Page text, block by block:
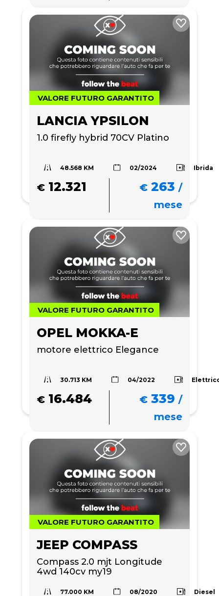
VALORE FUTURO GARANTITO
LANCIA YPSILON
1.0 firefly hybrid 70CV Platino
48.568 KM 02/2024 Ibrida
€ 12.321 € 263 /
mese
VALORE FUTURO GARANTITO
OPEL MOKKA-E
motore elettrico Elegance
30.713 KM 04/2022
€ 16.484 € 339 /
mese
VALORE FUTURO GARANTITO
JEEP COMPASS
Compass 2.0 mjt Longitude
4wd 140cv my19
77.000 KM 08/2020 Diesel